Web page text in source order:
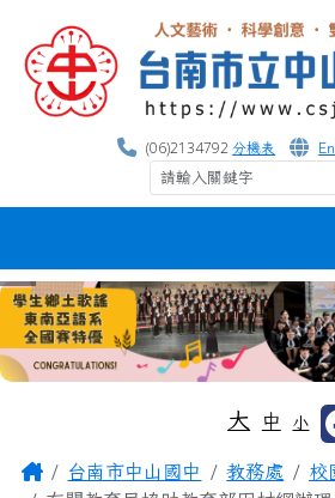
台南市中山國中
(06)2134792分機表
大 中 小
主內容區域
Home台南市中山國中 教務處
校
頁尾區域